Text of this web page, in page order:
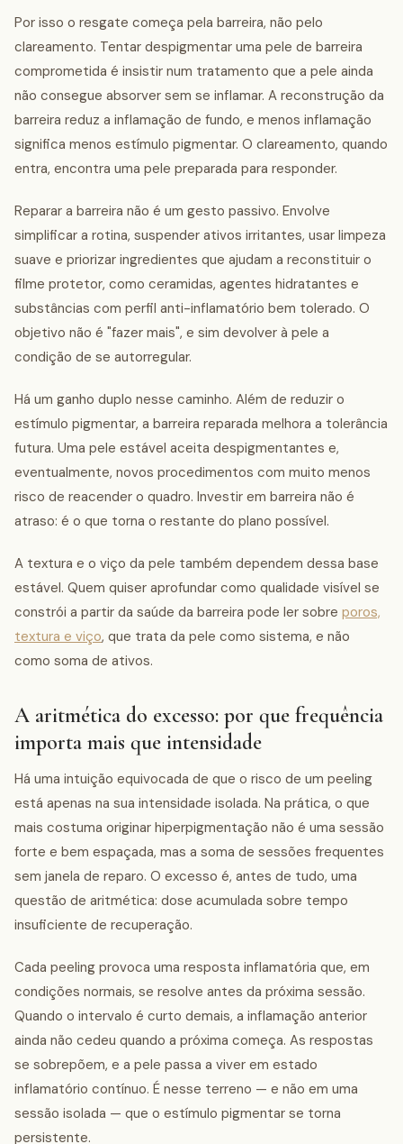
Por isso o resgate começa pela barreira, não pelo
clareamento. Tentar despigmentar uma pele de barreira
comprometida é insistir num tratamento que a pele ainda
não consegue absorver sem se inflamar. A reconstrução da
barreira reduz a inflamação de fundo, e menos inflamação
significa menos estímulo pigmentar. O clareamento, quando
entra, encontra uma pele preparada para responder.
Reparar a barreira não é um gesto passivo. Envolve
simplificar a rotina, suspender ativos irritantes, usar limpeza
suave e priorizar ingredientes que ajudam a reconstituir o
filme protetor, como ceramidas, agentes hidratantes e
substâncias com perfil anti-inflamatório bem tolerado. O
objetivo não é "fazer mais", e sim devolver à pele a
condição de se autorregular.
Há um ganho duplo nesse caminho. Além de reduzir o
estímulo pigmentar, a barreira reparada melhora a tolerância
futura. Uma pele estável aceita despigmentantes e,
eventualmente, novos procedimentos com muito menos
risco de reacender o quadro. Investir em barreira não é
atraso: é o que torna o restante do plano possível.
A textura e o viço da pele também dependem dessa base
estável. Quem quiser aprofundar como qualidade visível se
constrói a partir da saúde da barreira pode ler sobre poros,
textura e viço, que trata da pele como sistema, e não
como soma de ativos.
A aritmética do excesso: por que frequência
importa mais que intensidade
Há uma intuição equivocada de que o risco de um peeling
está apenas na sua intensidade isolada. Na prática, o que
mais costuma originar hiperpigmentação não é uma sessão
forte e bem espaçada, mas a soma de sessões frequentes
sem janela de reparo. O excesso é, antes de tudo, uma
questão de aritmética: dose acumulada sobre tempo
insuficiente de recuperação.
Cada peeling provoca uma resposta inflamatória que, em
condições normais, se resolve antes da próxima sessão.
Quando o intervalo é curto demais, a inflamação anterior
ainda não cedeu quando a próxima começa. As respostas
se sobrepõem, e a pele passa a viver em estado
inflamatório contínuo. É nesse terreno — e não em uma
sessão isolada — que o estímulo pigmentar se torna
persistente.